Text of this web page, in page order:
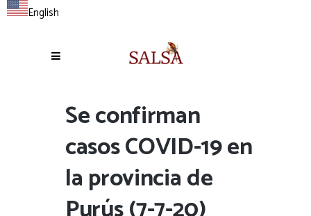
English
Se confirman
casos COVID-19 en
la provincia de